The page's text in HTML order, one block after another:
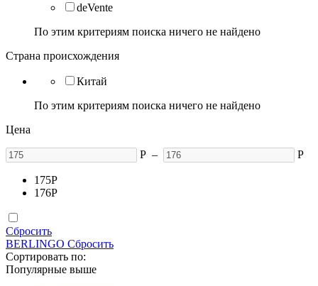
deVente
По этим критериям поиска ничего не найдено
Страна происхождения
Китай
По этим критериям поиска ничего не найдено
Цена
Р – Р
175Р
176Р
Сбросить
BERLINGO Сбросить
Сортировать по:
Популярные выше